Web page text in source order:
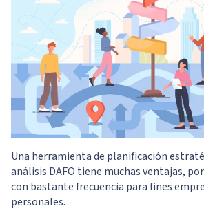
Una herramienta de planificación
análisis DAFO tiene muchas ventajas,
con bastante frecuencia para fines
personales.